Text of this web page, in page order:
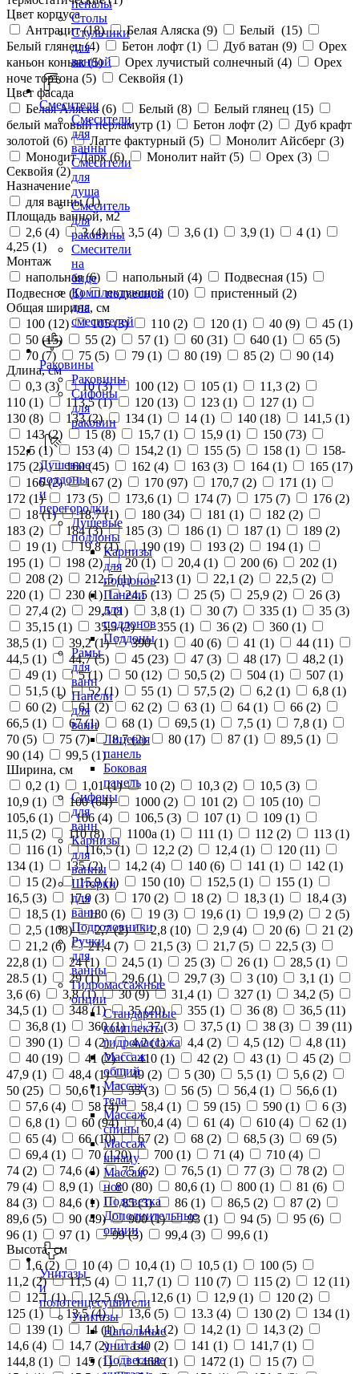
пеналы
Столы
Стульчики
для
ванной
Смесители
Смесители
для
ванны
Смесители
для
душа
Смеситель
для
раковины
Смесители
на
биде
Комплектующие
для
смесителей
Раковины
Раковины
Сифоны
для
раковин
Душевые
поддоны
и
перегородки
Душевые
поддоны
Карнизы
для
поддонов
Панели
для
поддонов
Поддоны
Рамы
для
ванн
Панели
для
ванн
Лицевая
панель
Боковая
панель
Сифоны
для
ванн
Карнизы
для
ванны
Шторки
для
ванн
Подголовники
Ручки
для
ванны
Гидромассажные
опции
Стандартные
комплекты
гидромассажа
Массаж
общий
Массаж
тела
Массаж
спины
Массаж
шиацу
Массаж
ног
Подсветка
Дополнительные
опции
Унитазы
и
полотенцесушители
Унитазы
Напольные
унитазы
Подвесные
Цвет корпуса
Антрацит (18) Белая Аляска (9) Белый (15)
Белый глянец (4) Бетон лофт (1) Дуб ватан (9)
Орех
каньон коньяк (5) Орех лучистый солнечный (4)
Орех
ноче тортона (5) Секвойя (1)
Цвет фасада
Белая Аляска (6) Белый (8) Белый глянец (15)
белый матовый перламутр (1) Бетон лофт (2)
Дуб крафт
золотой (6) Латте фактурный (5) Монолит Айсберг (3)
Монолит Дарк (6) Монолит найт (5) Орех (3)
Секвойя (2)
Назначение
для ванны (1)
Площадь ванной, м2
2,6 (4) 3 (4) 3,5 (4) 3,6 (1) 3,9 (1) 4 (1)
4,25 (1)
Монтаж
напольная (6) напольный (4) Подвесная (15)
Подвесное (1) подвесной (10) пристенный (2)
Общая ширина, см
100 (12) 105 (3) 110 (2) 120 (1) 40 (9) 45 (1)
50 (15) 55 (2) 57 (1) 60 (31) 640 (1) 65 (5)
70 (7) 75 (5) 79 (1) 80 (19) 85 (2) 90 (14)
Длина, см
0,3 (3) 10 (3) 100 (12) 105 (1) 11,3 (2)
110 (1) 113,5 (1) 120 (13) 123 (1) 127 (1)
130 (8) 133 (2) 134 (1) 14 (1) 140 (18) 141,5 (1)
143 (2) 15 (8) 15,7 (1) 15,9 (1) 150 (73)
152,5 (1) 153 (4) 154,2 (1) 155 (5) 158 (1)
158-
175 (2) 160 (45) 162 (4) 163 (3) 164 (1) 165 (17)
166 (2) 167 (2) 170 (97) 170,7 (2) 171 (1)
172 (1) 173 (5) 173,6 (1) 174 (7) 175 (7) 176 (2)
18 (1) 18,7 (1) 180 (34) 181 (1) 182 (2)
183 (2) 184 (3) 185 (3) 186 (1) 187 (1) 189 (2)
19 (1) 19,8 (1) 190 (19) 193 (2) 194 (1)
195 (1) 198 (2) 20 (1) 20,4 (1) 200 (6) 202 (1)
208 (2) 212,5 (1) 213 (1) 22,1 (2) 22,5 (2)
220 (1) 230 (1) 24,5 (13) 25 (5) 25,9 (2) 26 (3)
27,4 (2) 29,5 (1) 3,8 (1) 30 (7) 335 (1) 35 (3)
35,15 (1) 35,5 (2) 355 (1) 36 (2) 360 (1)
38,5 (1) 39,2 (1) 390 (1) 40 (6) 41 (1) 44 (11)
44,5 (1) 44,7 (5) 45 (23) 47 (3) 48 (17) 48,2 (1)
49 (1) 5 (1) 50 (12) 50,5 (2) 504 (1) 507 (1)
51,5 (1) 52 (1) 55 (1) 57,5 (2) 6,2 (1) 6,8 (1)
60 (2) 61 (2) 62 (2) 63 (1) 64 (1) 66 (2)
66,5 (1) 67 (1) 68 (1) 69,5 (1) 7,5 (1) 7,8 (1)
70 (5) 75 (7) 8,7 (2) 80 (17) 87 (1) 89,5 (1)
90 (14) 99,5 (1)
Ширина, см
0,2 (1) 1,01 (1) 10 (2) 10,3 (2) 10,5 (3)
10,9 (1) 100 (64) 1000 (2) 101 (2) 105 (10)
105,6 (1) 106 (4) 106,5 (3) 107 (1) 109 (1)
11,5 (2) 110 (8) 1100а (1) 111 (1) 112 (2) 113 (1)
116 (1) 116,5 (1) 12,2 (2) 12,4 (1) 120 (11)
134 (1) 135 (2) 14,2 (4) 140 (6) 141 (1) 142 (1)
15 (2) 15,9 (1) 150 (10) 152,5 (1) 155 (1)
16,5 (3) 17,9 (3) 170 (2) 18 (2) 18,3 (1) 18,4 (3)
18,5 (1) 180 (6) 19 (3) 19,6 (1) 19,9 (2) 2 (5)
2,5 (108) 2,7 (2) 2,8 (10) 2,9 (4) 20 (6) 21 (2)
21,2 (6) 21,4 (7) 21,5 (3) 21,7 (5) 22,5 (3)
22,8 (1) 24 (1) 24,5 (1) 25 (3) 26 (1) 28,5 (1)
28.5 (1) 29 (1) 29,6 (1) 29,7 (3) 3 (10) 3,1 (1)
3,6 (6) 3,8 (1) 30 (9) 31,4 (1) 327 (1) 34,2 (5)
34,5 (1) 348 (1) 35 (20) 355 (1) 36 (8) 36,5 (11)
36,8 (1) 360 (1) 37 (3) 37,5 (1) 38 (3) 39 (11)
390 (1) 4 (2) 4,2 (1) 4,4 (2) 4,5 (12) 4,8 (11)
40 (19) 41 (2) 410 (1) 42 (2) 43 (1) 45 (2)
47,9 (1) 48,4 (1) 49 (2) 5 (30) 5,5 (1) 5,6 (2)
50 (25) 50,6 (1) 55 (3) 56 (5) 56,4 (1) 56,6 (1)
57,6 (4) 58 (4) 58,4 (1) 59 (15) 590 (1) 6 (3)
6,8 (1) 60 (94) 60,4 (4) 61 (4) 610 (4) 62 (1)
65 (4) 66 (10) 67 (2) 68 (2) 68,5 (3) 69 (5)
69,4 (1) 70 (120) 700 (1) 71 (4) 710 (4)
74 (2) 74,6 (4) 75 (62) 76,5 (1) 77 (3) 78 (2)
79 (4) 8,9 (1) 80 (80) 80,6 (1) 800 (1) 81 (6)
84 (3) 84,6 (1) 85 (3) 86 (1) 86,5 (2) 87 (2)
89,6 (5) 90 (49) 900 (1) 93 (1) 94 (5) 95 (6)
96 (1) 97 (1) 99 (3) 99,4 (3) 99,6 (1)
Высота, см
1,6 (2) 10 (4) 10,4 (1) 10,5 (1) 100 (5)
11,2 (2) 11,5 (4) 11,7 (1) 110 (7) 115 (2) 12 (11)
12,1 (1) 12,5 (9) 12,6 (1) 12,9 (1) 120 (2)
125 (1) 13,5 (4) 13,6 (5) 13.3 (4) 130 (2) 134 (1)
139 (1) 14 (1) 14,1 (2) 14,2 (1) 14,3 (2)
14,6 (4) 14,7 (2) 140 (2) 141 (1) 141,7 (1)
144,8 (1) 145 (1) 1468 (1) 1472 (1) 15 (7)